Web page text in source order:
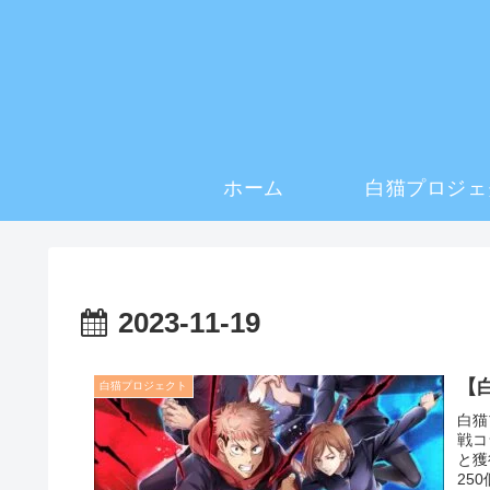
ホーム 白猫プロジ
2023-11-19
白猫プロジェクト
白
戦
と
250